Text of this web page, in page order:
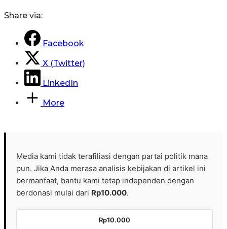
Share via:
Facebook
X (Twitter)
LinkedIn
More
Media kami tidak terafiliasi dengan partai politik mana
pun. Jika Anda merasa analisis kebijakan di artikel ini
bermanfaat, bantu kami tetap independen dengan
berdonasi mulai dari Rp10.000.
Rp10.000